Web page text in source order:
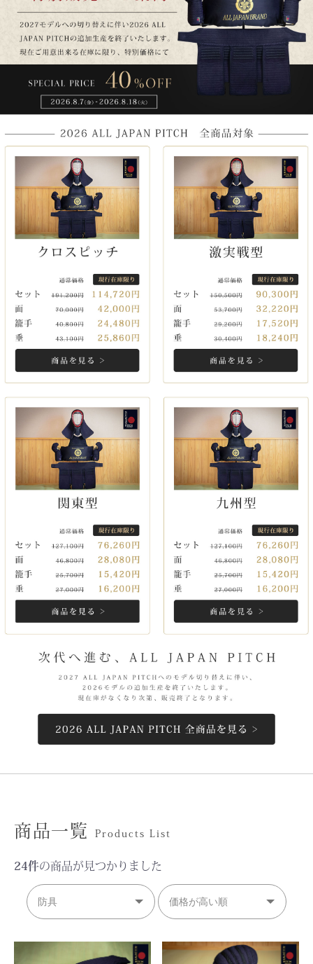
商品一覧 Products List
24件の商品が見つかりました